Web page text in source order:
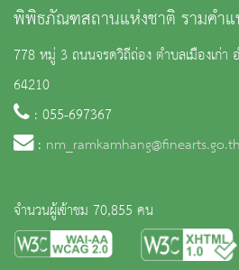
พิพิธภัณฑสถานแห่งชาติ รามคำแ
778 หมู่ 3 ถนนจรดวิถีถ่อง ตำบลเมืองเก่า
64210
: 055-697367
: nm_ramkamhang@finearts.go.th
จำนวนผู้เข้าชม 70,855 คน